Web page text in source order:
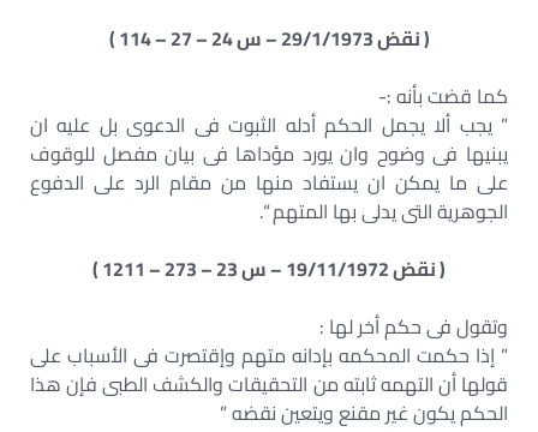
( نقض 29/1/1973 – س 24 – 27 – 114 )
كما قضت بأنه :-
” يجب ألا يجمل الحكم أدله الثبوت فى الدعوى بل عليه ان
يبنيها فى وضوح وان يورد مؤداها فى بيان مفصل للوقوف
على ما يمكن ان يستفاد منها من مقام الرد على الدفوع
الجوهرية التى يدلى بها المتهم “.
( نقض 19/11/1972 – س 23 – 273 – 1211 )
وتقول فى حكم أخر لها :
” إذا حكمت المحكمه بإدانه متهم وإقتصرت فى الأسباب على
قولها أن التهمه ثابته من التحقيقات والكشف الطبى فإن هذا
الحكم يكون غير مقنع ويتعين نقضه ”